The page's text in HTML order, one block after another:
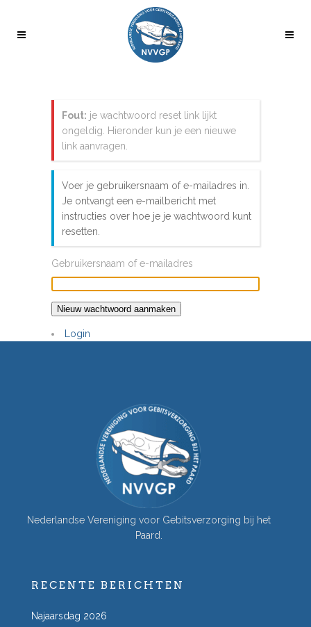
Fout: je wachtwoord reset link lijkt
ongeldig. Hieronder kun je een nieuwe
link aanvragen.
Voer je gebruikersnaam of e-mailadres in.
Je ontvangt een e-mailbericht met
instructies over hoe je je wachtwoord kunt
resetten.
Gebruikersnaam of e-mailadres
Nieuw wachtwoord aanmaken
Login
Nederlandse Vereniging voor Gebitsverzorging bij het
Paard.
RECENTE BERICHTEN
Najaarsdag 2026